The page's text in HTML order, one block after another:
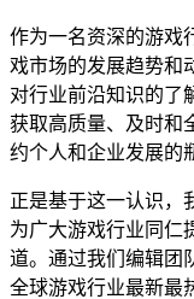
作为一名资深的游戏
戏市场的发展趋势和
对行业前沿知识的了
获取高质量、及时和
约个人和企业发展的
正是基于这一认识，
为广大游戏行业同仁
道。通过我们编辑团
全球游戏行业最新最